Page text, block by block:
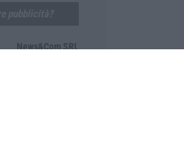
News&Com SRL